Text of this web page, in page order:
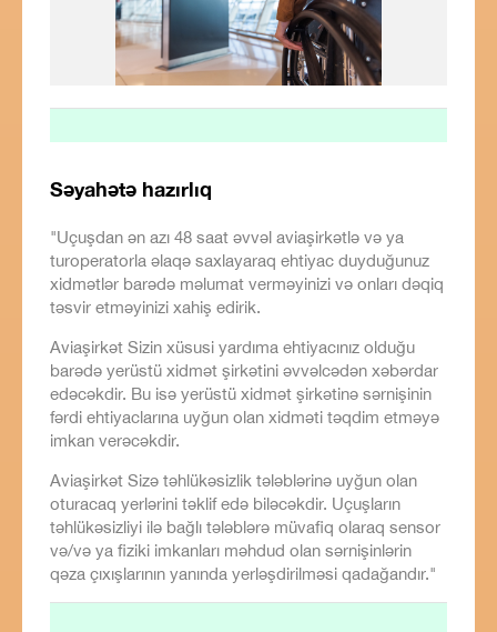
Səyahətə hazırlıq
"Uçuşdan ən azı 48 saat əvvəl aviaşirkətlə və ya
turoperatorla əlaqə saxlayaraq ehtiyac duyduğunuz
xidmətlər barədə məlumat verməyinizi və onları dəqiq
təsvir etməyinizi xahiş edirik.
Aviaşirkət Sizin xüsusi yardıma ehtiyacınız olduğu
barədə yerüstü xidmət şirkətini əvvəlcədən xəbərdar
edəcəkdir. Bu isə yerüstü xidmət şirkətinə sərnişinin
fərdi ehtiyaclarına uyğun olan xidməti təqdim etməyə
imkan verəcəkdir.
Aviaşirkət Sizə təhlükəsizlik tələblərinə uyğun olan
oturacaq yerlərini təklif edə biləcəkdir. Uçuşların
təhlükəsizliyi ilə bağlı tələblərə müvafiq olaraq sensor
və/və ya fiziki imkanları məhdud olan sərnişinlərin
qəza çıxışlarının yanında yerləşdirilməsi qadağandır."